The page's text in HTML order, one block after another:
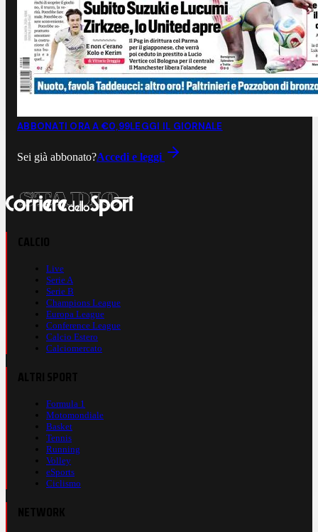
ABBONATI ORA A €0,99LEGGI IL GIORNALE
Sei già abbonato?Accedi e leggi
Live
Serie A
Serie B
Champions League
Europa League
Conference League
Calcio Estero
Calciomercato
Formula 1
Motomondiale
Basket
Tennis
Running
Volley
eSports
Ciclismo